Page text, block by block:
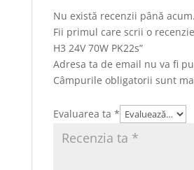
Nu există recenzii până acum.
Fii primul care scrii o
H3 24V 70W PK22s”
Adresa ta de email nu va fi
Câmpurile obligatorii sunt
Evaluarea ta *